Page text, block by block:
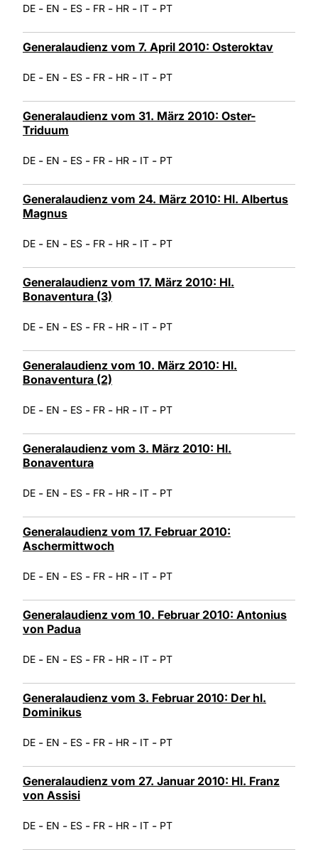
DE - EN - ES - FR - HR - IT - PT
Generalaudienz vom 7. April 2010: Osteroktav
DE - EN - ES - FR - HR - IT - PT
Generalaudienz vom 31. März 2010: Oster-
Triduum
DE - EN - ES - FR - HR - IT - PT
Generalaudienz vom 24. März 2010: Hl. Albertus
Magnus
DE - EN - ES - FR - HR - IT - PT
Generalaudienz vom 17. März 2010: Hl.
Bonaventura (3)
DE - EN - ES - FR - HR - IT - PT
Generalaudienz vom 10. März 2010: Hl.
Bonaventura (2)
DE - EN - ES - FR - HR - IT - PT
Generalaudienz vom 3. März 2010: Hl.
Bonaventura
DE - EN - ES - FR - HR - IT - PT
Generalaudienz vom 17. Februar 2010:
Aschermittwoch
DE - EN - ES - FR - HR - IT - PT
Generalaudienz vom 10. Februar 2010: Antonius
von Padua
DE - EN - ES - FR - HR - IT - PT
Generalaudienz vom 3. Februar 2010: Der hl.
Dominikus
DE - EN - ES - FR - HR - IT - PT
Generalaudienz vom 27. Januar 2010: Hl. Franz
von Assisi
DE - EN - ES - FR - HR - IT - PT